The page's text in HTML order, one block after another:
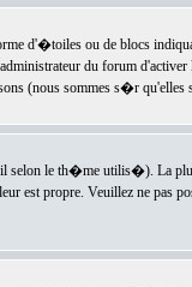
d'�toiles ou de blocs
du forum d'activer
(nous sommes s�r qu'elles
selon le th�me utilis�). La
est propre. Veuillez ne pas